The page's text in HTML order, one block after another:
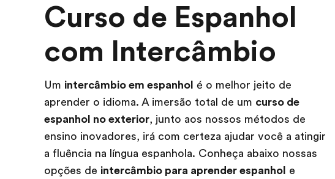
Bem-vindo à EF
Saiba tudo que
oferecemos
Curso de Espanhol
com Intercâmbio
Um intercâmbio em espanhol é o melhor jeito de
aprender o idioma. A imersão total de um curso de
espanhol no exterior, junto aos nossos métodos de
ensino inovadores, irá com certeza ajudar você a atingir
a fluência na língua espanhola. Conheça abaixo nossas
opções de intercâmbio para aprender espanhol e